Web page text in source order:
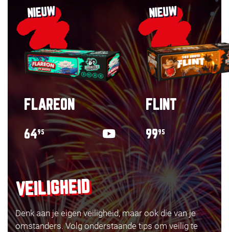
NIEUW
FLAREON
6495
NIEUW
FLINT
9995
VEILIGHEID
Denk aan je eigen veiligheid, maar ook die van je
omstanders. Volg onderstaande tips om veilig te